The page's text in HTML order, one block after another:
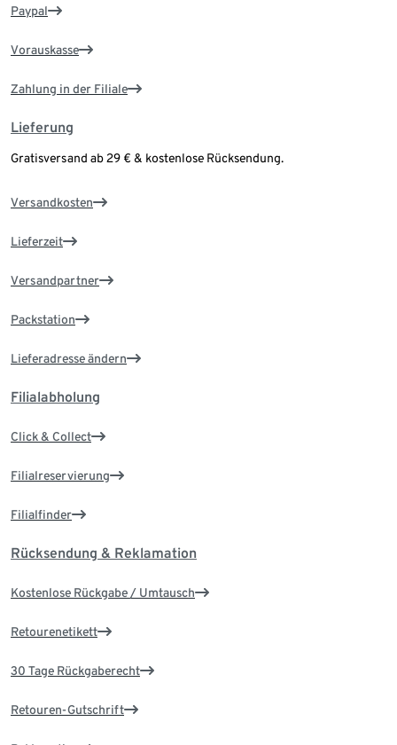
Paypal
Vorauskasse
Zahlung in der Filiale
Lieferung
Gratisversand ab 29 € & kostenlose Rücksendung.
Versandkosten
Lieferzeit
Versandpartner
Packstation
Lieferadresse ändern
Filialabholung
Click & Collect
Filialreservierung
Filialfinder
Rücksendung & Reklamation
Kostenlose Rückgabe / Umtausch
Retourenetikett
30 Tage Rückgaberecht
Retouren-Gutschrift